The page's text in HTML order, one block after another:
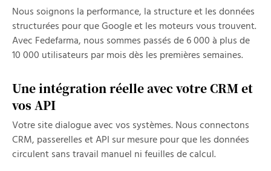
Nous soignons la performance, la structure et les données
structurées pour que Google et les moteurs vous trouvent.
Avec Fedefarma, nous sommes passés de 6 000 à plus de
10 000 utilisateurs par mois dès les premières semaines.
Une intégration réelle avec votre CRM et
vos API
Votre site dialogue avec vos systèmes. Nous connectons
CRM, passerelles et API sur mesure pour que les données
circulent sans travail manuel ni feuilles de calcul.